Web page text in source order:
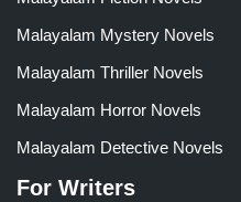
Malayalam Mystery Novels
Malayalam Thriller Novels
Malayalam Horror Novels
Malayalam Detective Novels
For Writers